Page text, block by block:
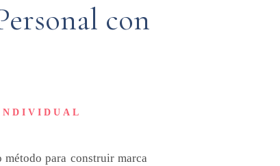
con
para construir marca